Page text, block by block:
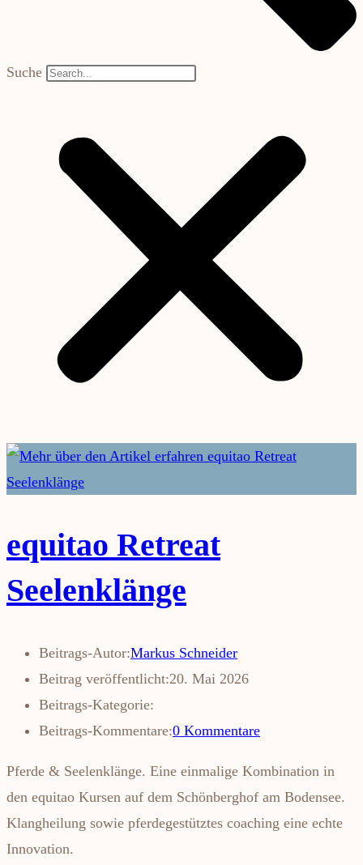
Suche
equitao Retreat
Seelenklänge
Beitrags-Autor:Markus Schneider
Beitrag veröffentlicht:20. Mai 2026
Beitrags-Kategorie:
Beitrags-Kommentare:0 Kommentare
Pferde & Seelenklänge. Eine einmalige Kombination in
den equitao Kursen auf dem Schönberghof am Bodensee.
Klangheilung sowie pferdegestütztes coaching eine echte
Innovation.